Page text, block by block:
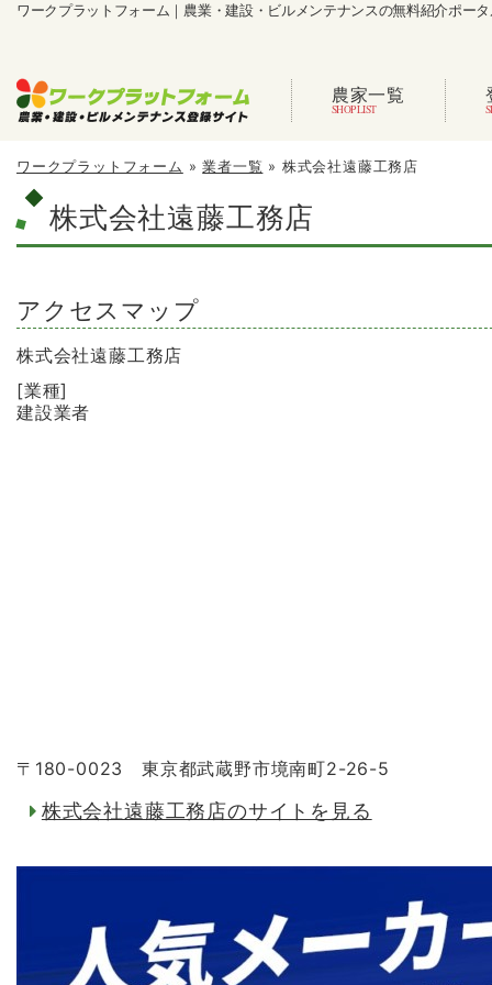
ワークプラットフォーム｜農業・建設・ビルメンテナンスの無料紹介ポー
農家一覧
ワークプラットフォーム »業者一覧 » 株式会社遠藤工務店
株式会社遠藤工務店
アクセスマップ
株式会社遠藤工務店
[業種]
建設業者
〒180-0023 東京都武蔵野市境南町2-26-5
株式会社遠藤工務店のサイトを見る